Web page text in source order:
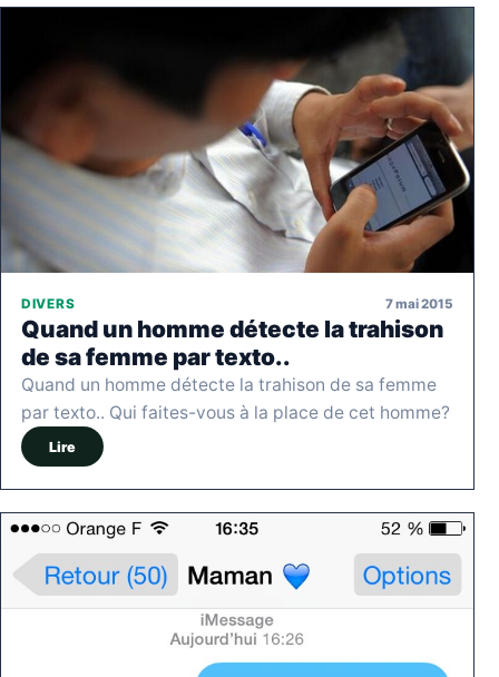
DIVERS 7 mai 2015
Quand un homme détecte la trahison
de sa femme par texto..
Quand un homme détecte la trahison de sa femme
par texto.. Qui faites-vous à la place de cet homme?
Lire